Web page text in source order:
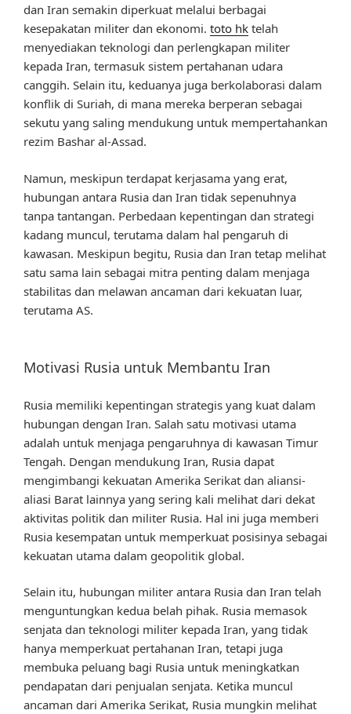
dan Iran semakin diperkuat melalui berbagai
kesepakatan militer dan ekonomi. toto hk telah
menyediakan teknologi dan perlengkapan militer
kepada Iran, termasuk sistem pertahanan udara
canggih. Selain itu, keduanya juga berkolaborasi dalam
konflik di Suriah, di mana mereka berperan sebagai
sekutu yang saling mendukung untuk mempertahankan
rezim Bashar al-Assad.
Namun, meskipun terdapat kerjasama yang erat,
hubungan antara Rusia dan Iran tidak sepenuhnya
tanpa tantangan. Perbedaan kepentingan dan strategi
kadang muncul, terutama dalam hal pengaruh di
kawasan. Meskipun begitu, Rusia dan Iran tetap melihat
satu sama lain sebagai mitra penting dalam menjaga
stabilitas dan melawan ancaman dari kekuatan luar,
terutama AS.
Motivasi Rusia untuk Membantu Iran
Rusia memiliki kepentingan strategis yang kuat dalam
hubungan dengan Iran. Salah satu motivasi utama
adalah untuk menjaga pengaruhnya di kawasan Timur
Tengah. Dengan mendukung Iran, Rusia dapat
mengimbangi kekuatan Amerika Serikat dan aliansi-
aliasi Barat lainnya yang sering kali melihat dari dekat
aktivitas politik dan militer Rusia. Hal ini juga memberi
Rusia kesempatan untuk memperkuat posisinya sebagai
kekuatan utama dalam geopolitik global.
Selain itu, hubungan militer antara Rusia dan Iran telah
menguntungkan kedua belah pihak. Rusia memasok
senjata dan teknologi militer kepada Iran, yang tidak
hanya memperkuat pertahanan Iran, tetapi juga
membuka peluang bagi Rusia untuk meningkatkan
pendapatan dari penjualan senjata. Ketika muncul
ancaman dari Amerika Serikat, Rusia mungkin melihat